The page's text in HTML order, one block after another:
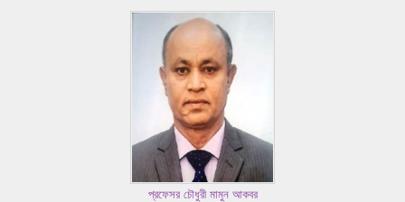
প্রফেসর চৌধুরী মামুন আকবর